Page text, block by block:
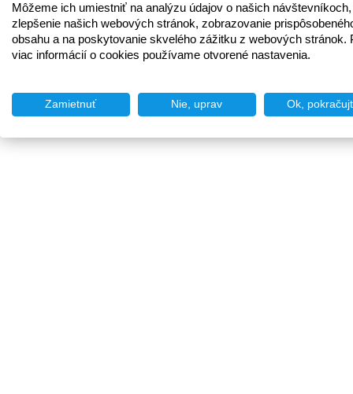
Môžeme ich umiestniť na analýzu údajov o našich
zlepšenie našich webových stránok, zobrazovanie
obsahu a na poskytovanie skvelého zážitku z webových stránok.
viac informácií o cookies používame otvorené nastavenia.
Zamietnuť Nie, uprav Ok,